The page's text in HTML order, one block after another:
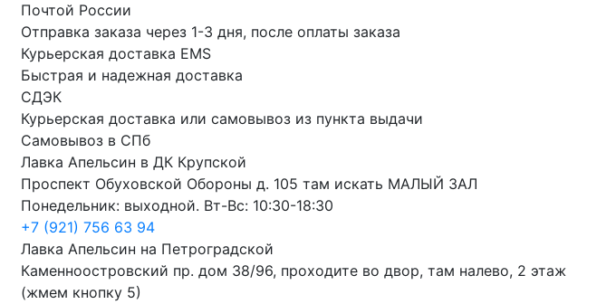
Почтой России
Отправка заказа через 1-3 дня, после оплаты заказа
Курьерская доставка EMS
Быстрая и надежная доставка
СДЭК
Курьерская доставка или самовывоз из пункта выдачи
Самовывоз в СПб
Лавка Апельсин в ДК Крупской
Проспект Обуховской Обороны д. 105 там искать МАЛЫЙ ЗАЛ
Понедельник: выходной. Вт-Вс: 10:30-18:30
+7 (921) 756 63 94
Лавка Апельсин на Петроградской
Каменноостровский пр. дом 38/96, проходите во двор, там налево, 2 этаж
(жмем кнопку 5)